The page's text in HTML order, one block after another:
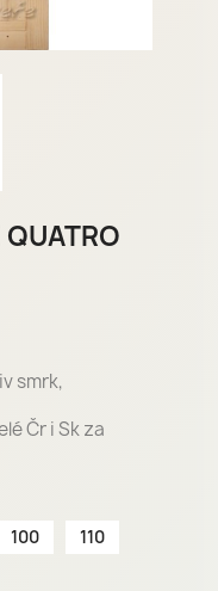
QUATRO
smrk,
Čr i Sk za
100 110